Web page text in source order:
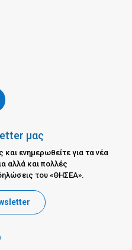
μας
ενημερωθείτε για τα νέα
αλλά και πολλές
του «ΘΗΣΕΑ».